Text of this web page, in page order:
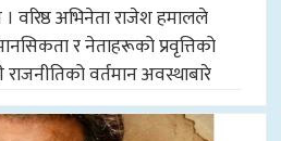
वरिष्ठ अभिनेता राजेश हमालले
र नेताहरूको प्रवृत्तिको
वर्तमान अवस्थाबारे